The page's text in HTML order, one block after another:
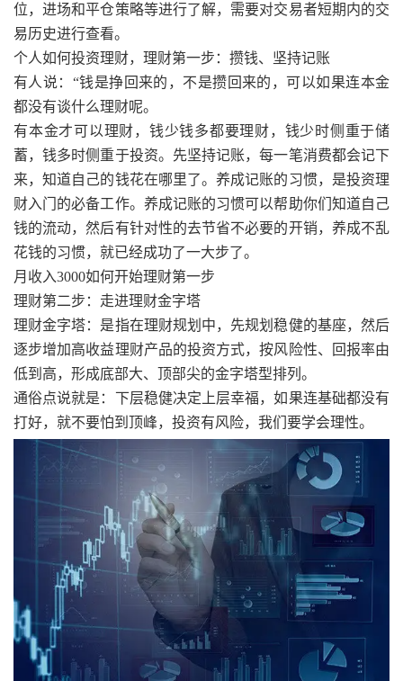
位，进场和平仓策略等进行了解，需要对交易者短期内的交
易历史进行查看。
个人如何投资理财，理财第一步：攒钱、坚持记账
有人说：“钱是挣回来的，不是攒回来的，可以如果连本金
都没有谈什么理财呢。
有本金才可以理财，钱少钱多都要理财，钱少时侧重于储
蓄，钱多时侧重于投资。先坚持记账，每一笔消费都会记下
来，知道自己的钱花在哪里了。养成记账的习惯，是投资理
财入门的必备工作。养成记账的习惯可以帮助你们知道自己
钱的流动，然后有针对性的去节省不必要的开销，养成不乱
花钱的习惯，就已经成功了一大步了。
月收入3000如何开始理财第一步
理财第二步：走进理财金字塔
理财金字塔：是指在理财规划中，先规划稳健的基座，然后
逐步增加高收益理财产品的投资方式，按风险性、回报率由
低到高，形成底部大、顶部尖的金字塔型排列。
通俗点说就是：下层稳健决定上层幸福，如果连基础都没有
打好，就不要怕到顶峰，投资有风险，我们要学会理性。